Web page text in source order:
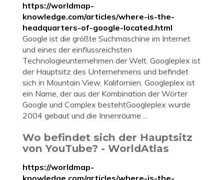
https://worldmap-
knowledge.com/articles/where-is-the-
headquarters-of-google-located.html
Google ist die größte Suchmaschine im Internet
und eines der einflussreichsten
Technologieunternehmen der Welt. Googleplex ist
der Hauptsitz des Unternehmens und befindet
sich in Mountain View, Kalifornien. Googleplex ist
ein Name, der aus der Kombination der Wörter
Google und Complex bestehtGoogleplex wurde
2004 gebaut und die Innenräume ...
Wo befindet sich der Hauptsitz
von YouTube? - WorldAtlas
https://worldmap-
knowledge.com/articles/where-is-the-